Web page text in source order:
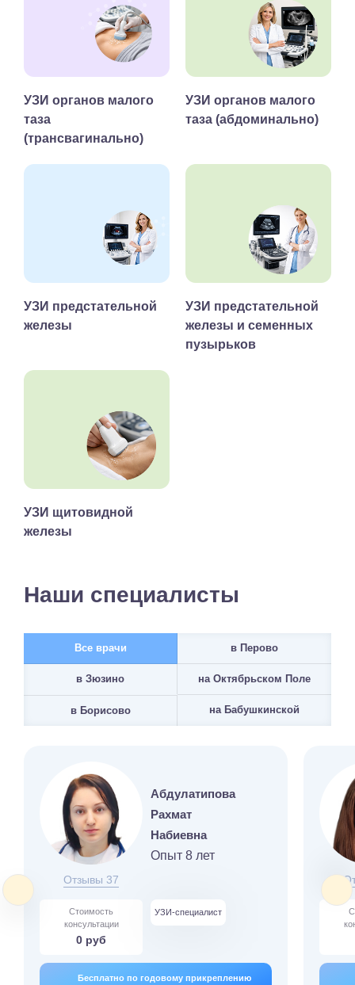
УЗИ органов малого
таза
(трансвагинально)
УЗИ органов малого
таза (абдоминально)
УЗИ предстательной
железы
УЗИ предстательной
железы и семенных
пузырьков
УЗИ щитовидной
железы
Наши специалисты
Все врачи в Перово
в Зюзино на Октябрьском Поле
в Борисово на Бабушкинской
Отзывы 37
Абдулатипова
Рахмат
Набиевна
Опыт 8 лет
Стоимость
консультации
0 руб
УЗИ-специалист
Бесплатно по годовому прикреплению